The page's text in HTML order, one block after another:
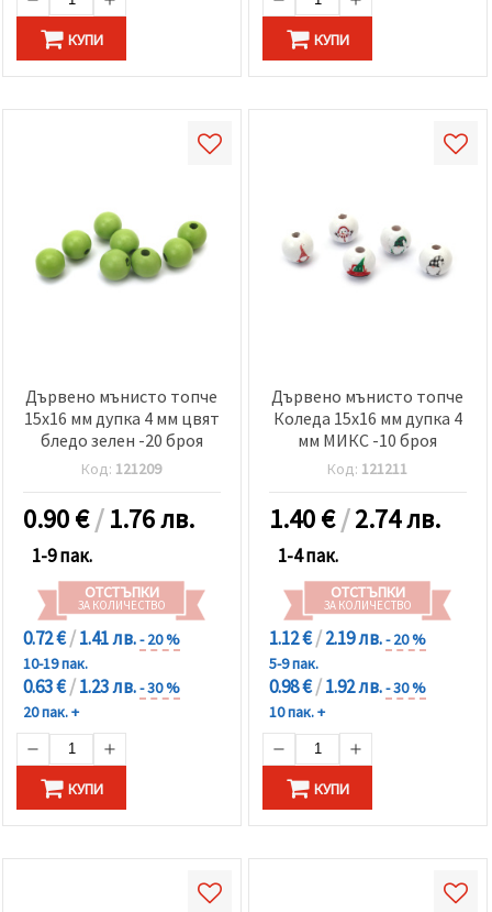
КУПИ КУПИ
Дървено мънисто топче
15x16 мм дупка 4 мм цвят
бледо зелен -20 броя
Код: 121209
0.90€/1.76 лв.
1-9 пак.
ОТСТЪПКИ
ЗА КОЛИЧЕСТВО
0.72 €/1.41 лв.- 20 %
10-19 пак.
0.63 €/1.23 лв.- 30 %
20 пак. +
КУПИ
Дървено мънисто топче
Коледа 15x16 мм дупка 4
мм МИКС -10 броя
Код: 121211
1.40€/2.74 лв.
1-4 пак.
ОТСТЪПКИ
ЗА КОЛИЧЕСТВО
1.12 €/2.19 лв.- 20 %
5-9 пак.
0.98 €/1.92 лв.- 30 %
10 пак. +
КУПИ